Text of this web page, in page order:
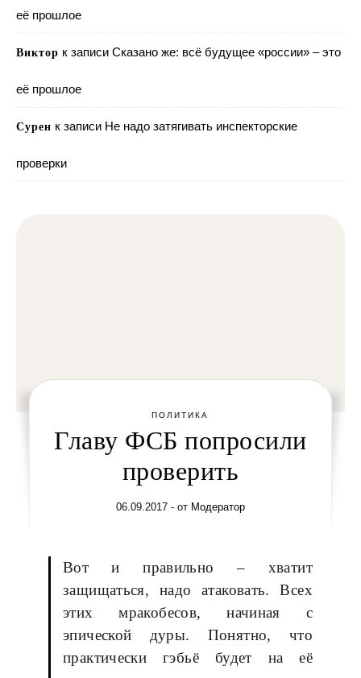
её прошлое
Виктор к записи Сказано же: всё будущее «россии» – это
её прошлое
Сурен к записи Не надо затягивать инспекторские
проверки
ПОЛИТИКА
Главу ФСБ попросили
проверить
06.09.2017 - от Модератор
Вот и правильно – хватит
защищаться, надо атаковать. Всех
этих мракобесов, начиная с
эпической дуры. Понятно, что
практически гэбьё будет на её